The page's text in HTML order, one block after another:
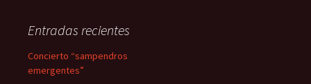
Entradas recientes
Concierto “sampendros
emergentes”